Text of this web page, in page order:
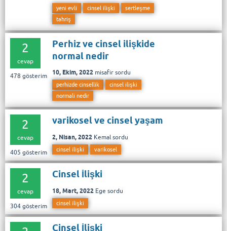
yeni evli cinsel ilişki
sertleşme
tahriş
2
cevap
478 gösterim
Perhiz ve cinsel ilişkide
normal nedir
10, Ekim, 2022 misafir sordu
perhizde cinsellik
cinsel ilişki
normali nedir
2
cevap
405 gösterim
varikosel ve cinsel yaşam
2, Nisan, 2022 Kemal sordu
cinsel ilişki varikosel
2
cevap
304 gösterim
Cinsel İlişki
18, Mart, 2022 Ege sordu
cinsel ilişki
Cinsel İlişki